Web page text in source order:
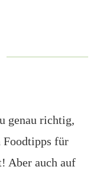
genau richtig,
Foodtipps für
Aber auch auf